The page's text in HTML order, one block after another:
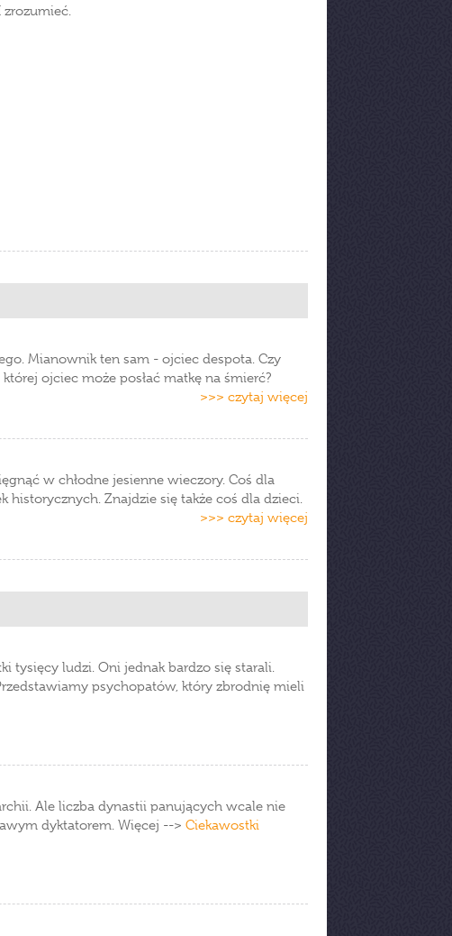
zrozumieć.
Mianownik ten sam - ojciec despota. Czy
ojciec może posłać matkę na śmierć?
>>> czytaj więcej
w chłodne jesienne wieczory. Coś dla
historycznych. Znajdzie się także coś dla dzieci.
>>> czytaj więcej
tysięcy ludzi. Oni jednak bardzo się starali.
psychopatów, który zbrodnię mieli
Ale liczba dynastii panujących wcale nie
dyktatorem. Więcej --> Ciekawostki